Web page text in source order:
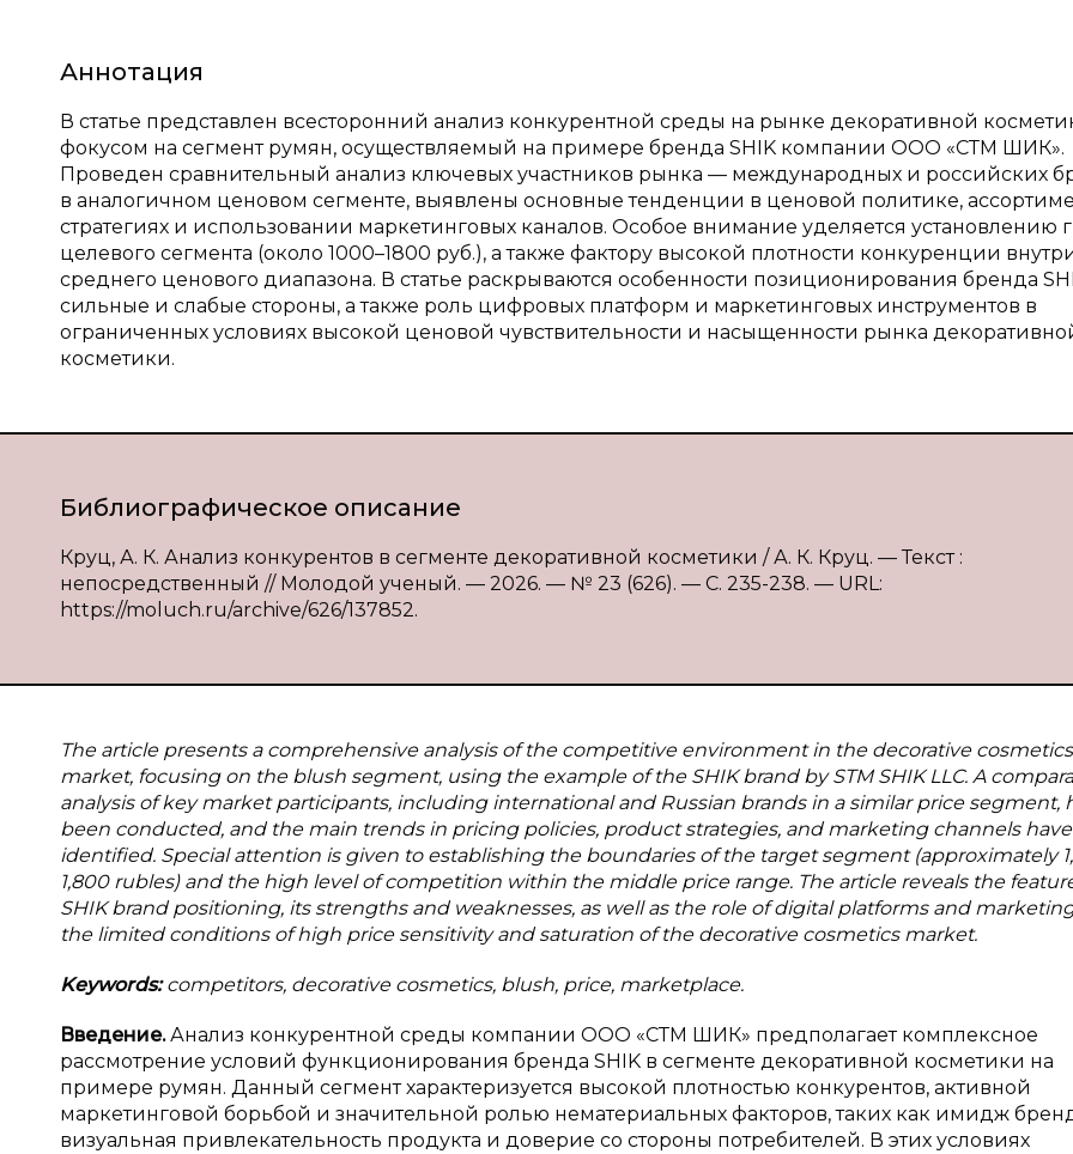
Аннотация
В статье представлен всесторонний анализ конкурентной среды на рынке декоративной
фокусом на сегмент румян, осуществляемый на примере бренда SHIK компании ООО «СТМ ШИК».
Проведен сравнительный анализ ключевых участников рынка — международных и российских
в аналогичном ценовом сегменте, выявлены основные тенденции в ценовой политике,
стратегиях и использовании маркетинговых каналов. Особое внимание уделяется установлению
целевого сегмента (около 1000–1800 руб.), а также фактору высокой плотности конкуренции
среднего ценового диапазона. В статье раскрываются особенности позиционирования бренда
сильные и слабые стороны, а также роль цифровых платформ и маркетинговых инструментов в
ограниченных условиях высокой ценовой чувствительности и насыщенности рынка
косметики.
Библиографическое описание
Круц, А. К. Анализ конкурентов в сегменте декоративной косметики / А. К. Круц. — Текст :
непосредственный // Молодой ученый. — 2026. — № 23 (626). — С. 235-238. — URL:
https://moluch.ru/archive/626/137852.
The article presents a comprehensive analysis of the competitive environment in the decorative cosmetics
market, focusing on the blush segment, using the example of the SHIK brand by STM SHIK LLC. A
analysis of key market participants, including international and Russian brands in a similar price segment,
been conducted, and the main trends in pricing policies, product strategies, and marketing channels
identified. Special attention is given to establishing the boundaries of the target segment (approximately
1,800 rubles) and the high level of competition within the middle price range. The article reveals the
SHIK brand positioning, its strengths and weaknesses, as well as the role of digital platforms and
the limited conditions of high price sensitivity and saturation of the decorative cosmetics market.
Keywords:competitors, decorative cosmetics, blush, price, marketplace.
Введение.Анализ конкурентной среды компании ООО «СТМ ШИК» предполагает комплексное
рассмотрение условий функционирования бренда SHIK в сегменте декоративной косметики на
примере румян. Данный сегмент характеризуется высокой плотностью конкурентов, активной
маркетинговой борьбой и значительной ролью нематериальных факторов, таких как имидж
визуальная привлекательность продукта и доверие со стороны потребителей. В этих условиях